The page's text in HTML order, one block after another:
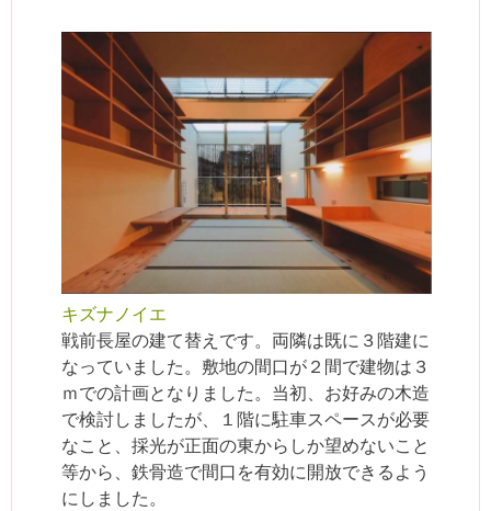
キズナノイエ
戦前長屋の建て替えです。両隣は既に３階建に
なっていました。敷地の間口が２間で建物は３
ｍでの計画となりました。当初、お好みの木造
で検討しましたが、１階に駐車スペースが必要
なこと、採光が正面の東からしか望めないこと
等から、鉄骨造で間口を有効に開放できるよう
にしました。